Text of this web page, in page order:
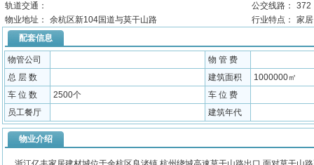
轨道交通：
公交线路：
372
物业地址：
余杭区新104国道与莫干山路 行业特点：
家
配套信息
物管公司
物 管 费
总 层 数
建筑面积
1000000㎡
车 位 数
2500个
车 位 费
员工餐厅
建筑年代
物业介绍